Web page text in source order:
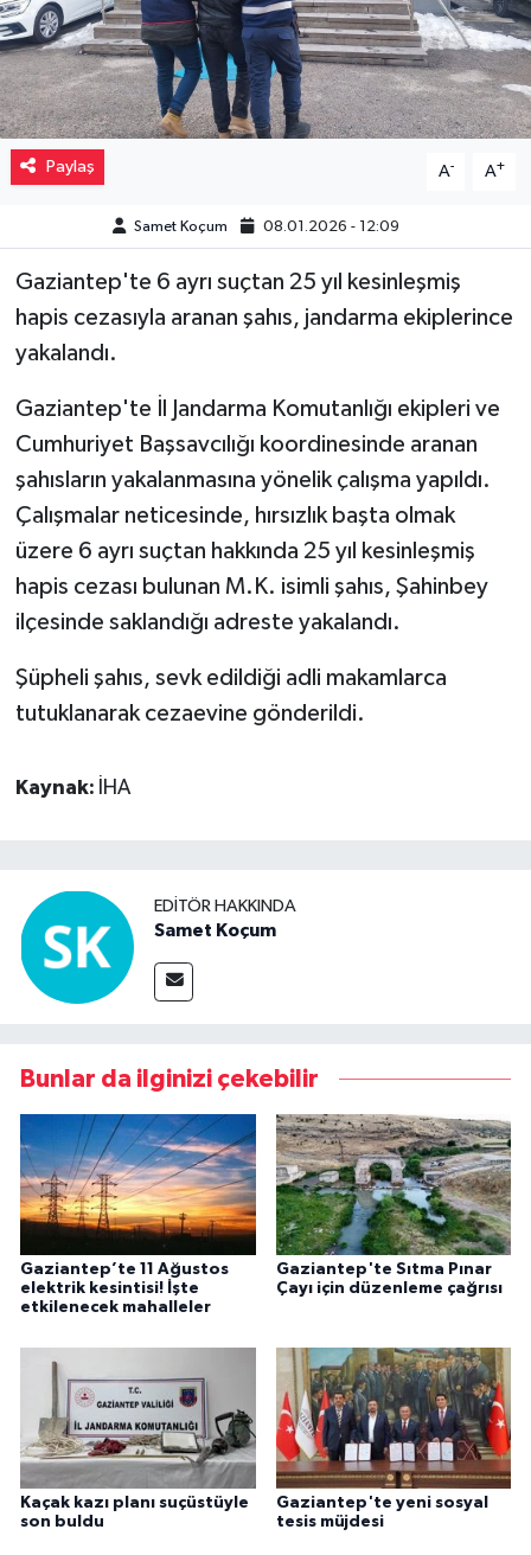
Paylaş A- A+
Samet Koçum 08.01.2026 - 12:09
Gaziantep'te 6 ayrı suçtan 25 yıl kesinleşmiş
hapis cezasıyla aranan şahıs, jandarma ekiplerince
yakalandı.
Gaziantep'te İl Jandarma Komutanlığı ekipleri ve
Cumhuriyet Başsavcılığı koordinesinde aranan
şahısların yakalanmasına yönelik çalışma yapıldı.
Çalışmalar neticesinde, hırsızlık başta olmak
üzere 6 ayrı suçtan hakkında 25 yıl kesinleşmiş
hapis cezası bulunan M.K. isimli şahıs, Şahinbey
ilçesinde saklandığı adreste yakalandı.
Şüpheli şahıs, sevk edildiği adli makamlarca
tutuklanarak cezaevine gönderildi.
Kaynak: İHA
EDITÖR HAKKINDA
Samet Koçum
Bunlar da ilginizi çekebilir
Gaziantep’te 11 Ağustos
elektrik kesintisi! İşte
etkilenecek mahalleler
Gaziantep'te Sıtma Pınar
Çayı için düzenleme çağrısı
Kaçak kazı planı suçüstüyle
son buldu
Gaziantep'te yeni sosyal
tesis müjdesi
Resmi İlanlar
Sağlık
Sinemalar
Spor
Teknoloji
Video Haber
Yaşam
Yeme-İçme
Yemek